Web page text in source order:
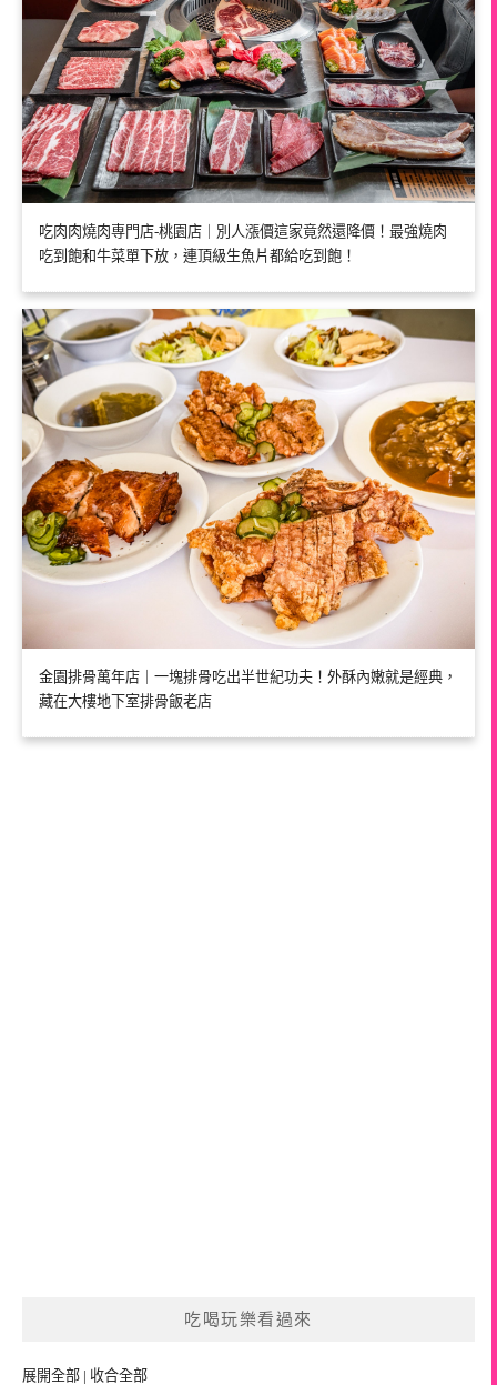
吃肉肉燒肉専門店-桃園店｜別人漲價這家竟然還降價！最強燒肉
吃到飽和牛菜單下放，連頂級生魚片都給吃到飽！
金園排骨萬年店｜一塊排骨吃出半世紀功夫！外酥內嫩就是經典，
藏在大樓地下室排骨飯老店
吃喝玩樂看過來
展開全部 | 收合全部